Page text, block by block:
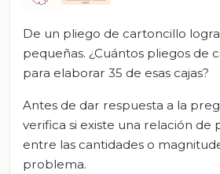
De un pliego de cartoncillo
pequeñas. ¿Cuántos pliegos de
para elaborar 35 de esas cajas?
Antes de dar respuesta a la
verifica si existe una relación de
entre las cantidades o
problema.